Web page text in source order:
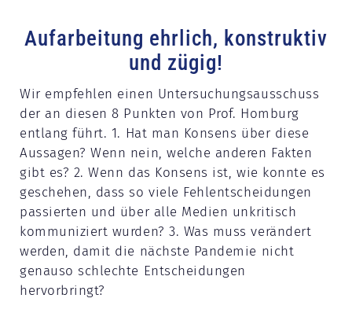
Aufarbeitung ehrlich, konstruktiv
und zügig!
Wir empfehlen einen Untersuchungsausschuss
der an diesen 8 Punkten von Prof. Homburg
entlang führt. 1. Hat man Konsens über diese
Aussagen? Wenn nein, welche anderen Fakten
gibt es? 2. Wenn das Konsens ist, wie konnte es
geschehen, dass so viele Fehlentscheidungen
passierten und über alle Medien unkritisch
kommuniziert wurden? 3. Was muss verändert
werden, damit die nächste Pandemie nicht
genauso schlechte Entscheidungen
hervorbringt?